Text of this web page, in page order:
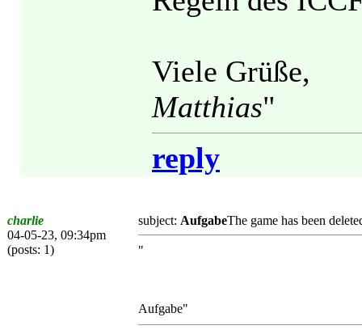
Viele Grüße,
Matthias"
reply
charlie
04-05-23, 09:34pm
(posts: 1)
subject: AufgabeThe game has been
"
Aufgabe"